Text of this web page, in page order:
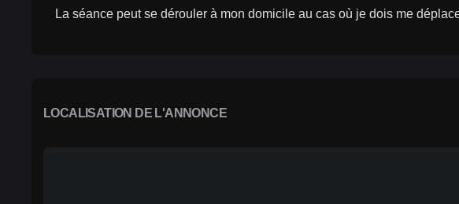
La séance peut se dérouler à mon domicile au cas où je dois me
LOCALISATION DE L'ANNONCE